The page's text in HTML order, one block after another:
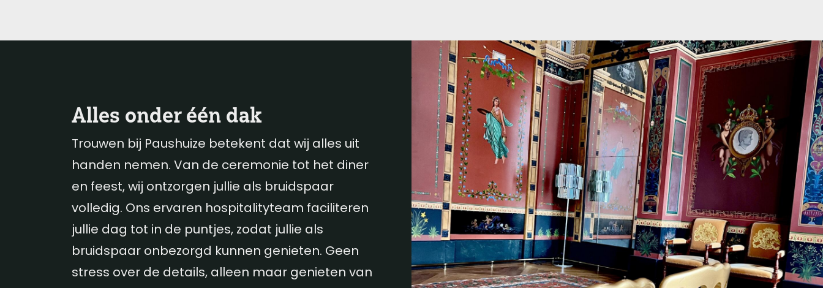
Alles onder één dak
Trouwen bij Paushuize betekent dat wij alles uit
handen nemen. Van de ceremonie tot het diner
en feest, wij ontzorgen jullie als bruidspaar
volledig. Ons ervaren hospitalityteam faciliteren
jullie dag tot in de puntjes, zodat jullie als
bruidspaar onbezorgd kunnen genieten. Geen
stress over de details, alleen maar genieten van